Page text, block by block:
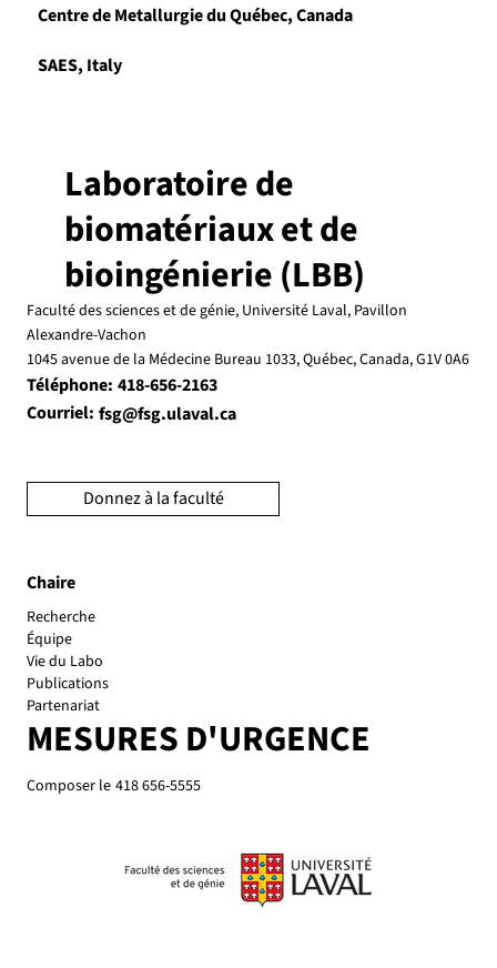
Centre de Metallurgie du Québec, Canada
SAES, Italy
Chaire
Recherche
Équipe
Vie du Labo
Publications
Partenariat
MESURES D'URGENCE
Composer le 418 656-5555
Laboratoire de
biomatériaux et de
bioingénierie (LBB)
Faculté des sciences et de génie, Université Laval, Pavillon
Alexandre-Vachon
1045 avenue de la Médecine Bureau 1033, Québec, Canada, G1V 0A6
Téléphone: 418-656-2163
Courriel: fsg@fsg.ulaval.ca
Donnez à la faculté